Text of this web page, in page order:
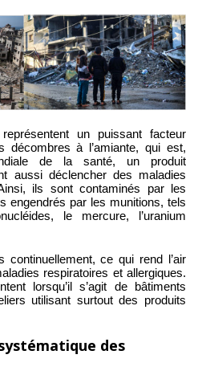
un puissant facteur
décombres à l’amiante, qui est,
de la santé, un produit
aussi déclencher des maladies
ils sont contaminés par les
engendrés par les munitions, tels
le mercure, l’uranium
continuellement, ce qui rend l’air
respiratoires et allergiques.
lorsqu’il s’agit de bâtiments
utilisant surtout des produits
des